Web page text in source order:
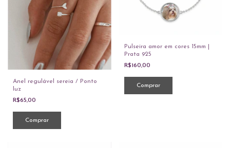
Anel regulável sereia / Ponto
luz
R$65,00
Comprar
Pulseira amor em cores 15mm |
Prata 925
R$160,00